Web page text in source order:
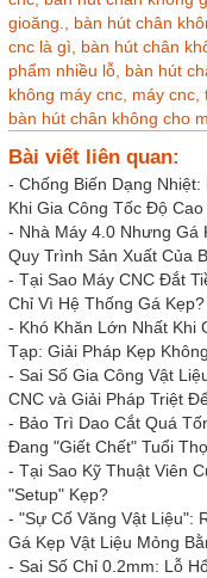
gioăng., bàn hút chân
cnc là gì, bàn hút chân
phẩm nhiều lỗ, bàn hút
không máy cnc, máy cnc,
bàn hút chân không cho
Bài viết liên quan:
- Chống Biến Dạng
Khi Gia Công Tốc Độ
- Nhà Máy 4.0 Nhưng Gá
Quy Trình Sản Xuất Của
- Tại Sao Máy CNC Đắt
Chỉ Vì Hệ Thống Gá Kẹp?
- Khó Khăn Lớn Nhất Khi
Tạp: Giải Pháp Kẹp
- Sai Số Gia Công Vật
CNC và Giải Pháp Triệt
- Bảo Trì Dao Cắt Quá
Đang "Giết Chết" Tuổi
- Tại Sao Kỹ Thuật Viên
"Setup" Kẹp?
- "Sự Cố Văng Vật Liệu":
Gá Kẹp Vật Liệu Mỏng
- Sai Số Chỉ 0.2mm: Lỗ